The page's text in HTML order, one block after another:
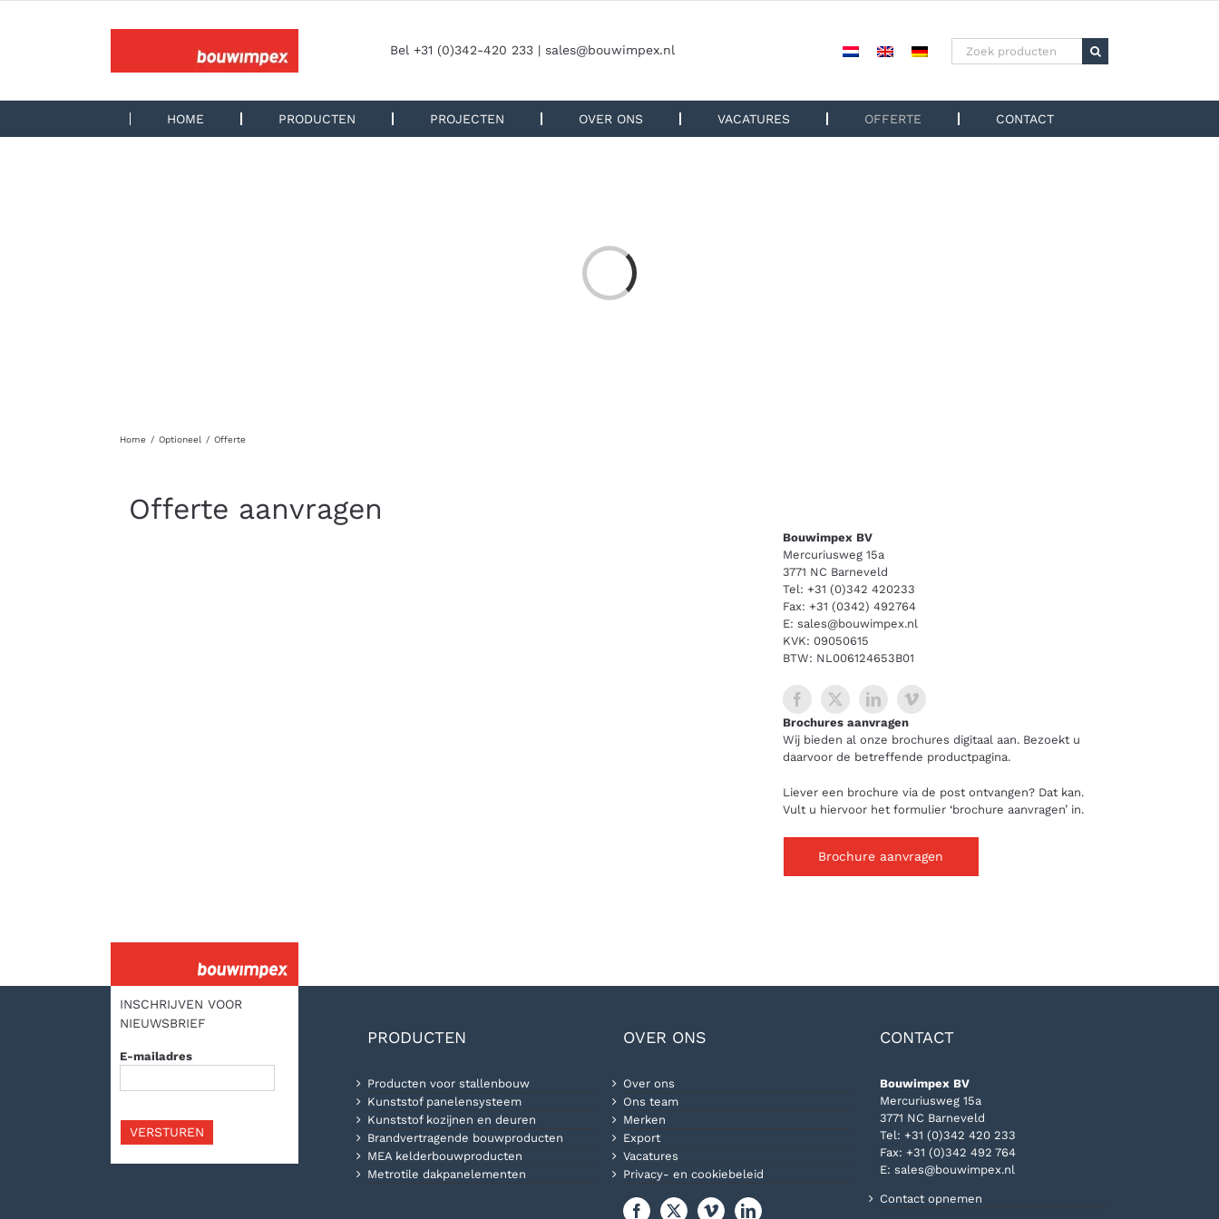
Bel +31 (0)342-420 233 | sales@bouwimpex.nl
Zoeken
naar:
HOME PRODUCTEN PROJECTEN OVER ONS VACATURES OFFERTE CONTACT
F
A
Q
ite
m
s
a
a
n
h
e
t
la
d
e
n
...
Home Optioneel Offerte
Offerte aanvragen
Bouwimpex BV
Mercuriusweg 15a
3771 NC Barneveld
Tel: +31 (0)342 420233
Fax: +31 (0342) 492764
E: sales@bouwimpex.nl
KVK: 09050615
BTW: NL006124653B01
Brochures aanvragen
Wij bieden al onze brochures digitaal aan. Bezoekt u
daarvoor de betreffende productpagina.
Liever een brochure via de post ontvangen? Dat kan.
Vult u hiervoor het formulier ‘brochure aanvragen’ in.
Brochure aanvragen
INSCHRIJVEN VOOR
NIEUWSBRIEF
E-mailadres
VERSTUREN
PRODUCTEN
Producten voor stallenbouw
Kunststof panelensysteem
Kunststof kozijnen en deuren
Brandvertragende bouwproducten
MEA kelderbouwproducten
Metrotile dakpanelementen
OVER ONS
Over ons
Ons team
Merken
Export
Vacatures
Privacy- en cookiebeleid
CONTACT
Bouwimpex BV
Mercuriusweg 15a
3771 NC Barneveld
Tel: +31 (0)342 420 233
Fax: +31 (0)342 492 764
E: sales@bouwimpex.nl
Contact opnemen